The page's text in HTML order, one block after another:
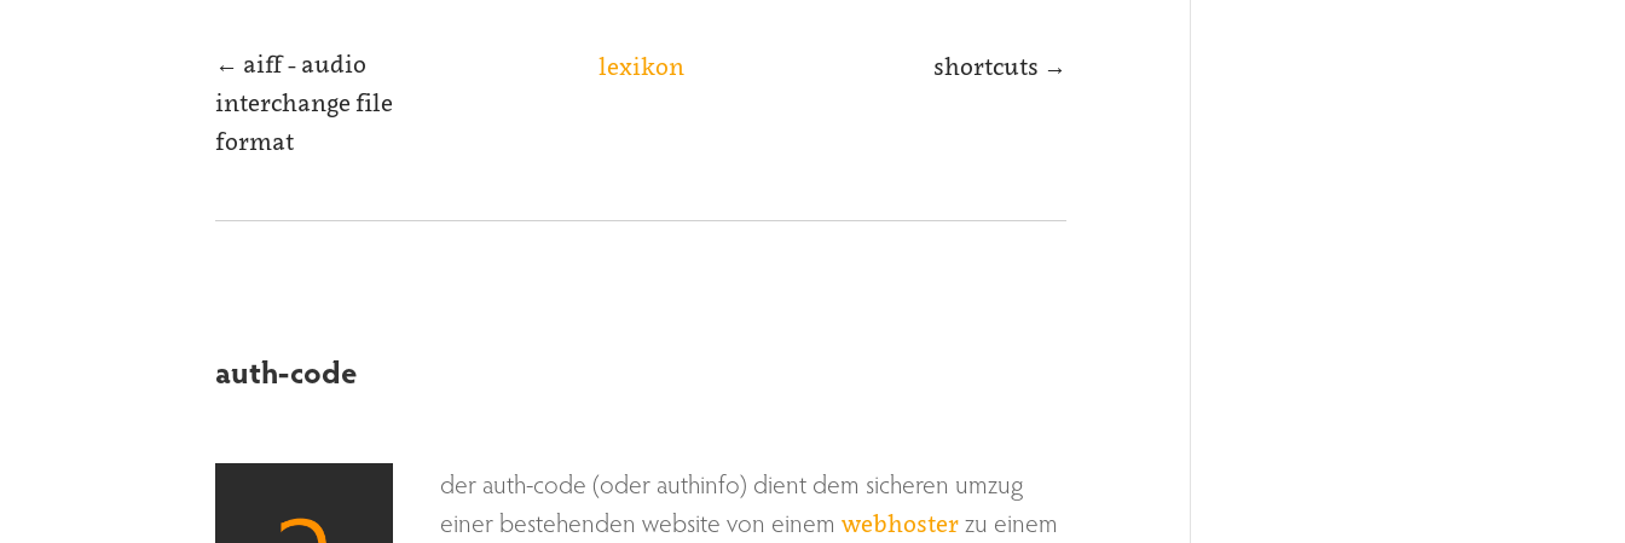
← aiff - audio
interchange file
format
lexikon shortcuts →
auth-code
der auth-code (oder authinfo) dient dem sicheren umzug
einer bestehenden website von einem webhosterzu einem